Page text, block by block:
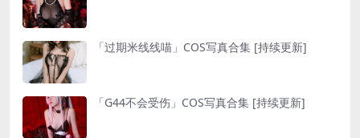
「过期米线线喵」COS写真合集 [持续更新]
「G44不会受伤」COS写真合集 [持续更新]